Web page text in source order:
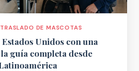
DE MASCOTAS
Unidos con una
guía completa desde